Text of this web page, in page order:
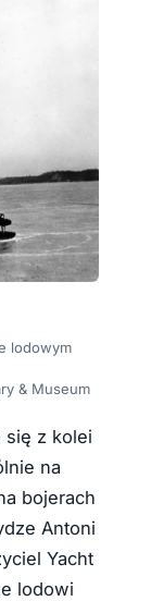
lodowym
& Museum
się z kolei
na
bojerach
Antoni
Yacht
lodowi